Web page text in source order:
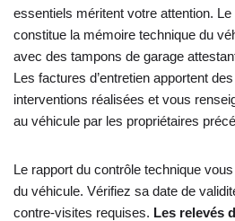
essentiels méritent votre attention. Le
constitue la mémoire technique du
avec des tampons de garage
Les factures d’entretien apportent
interventions réalisées et vous
au véhicule par les propriétaires
Le rapport du contrôle technique
du véhicule. Vérifiez sa date de
contre-visites requises. Les relevés